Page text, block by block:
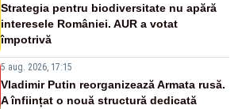
Strategia pentru biodiversitate nu apără
interesele României. AUR a votat
împotrivă
5 aug. 2026, 17:15
Vladimir Putin reorganizează Armata rusă.
A înființat o nouă structură dedicată